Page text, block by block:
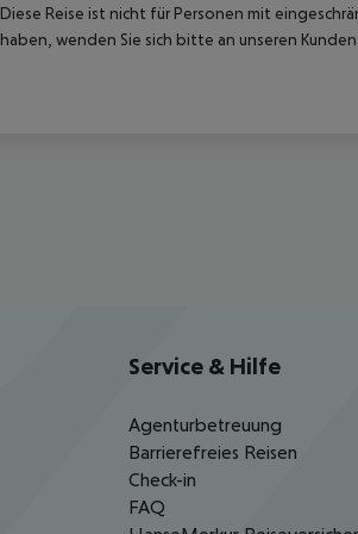
Diese Reise ist nicht für Personen mit
haben, wenden Sie sich bitte an unseren
Service & Hilfe
Agenturbetreuung
Barrierefreies Reisen
Check-in
FAQ